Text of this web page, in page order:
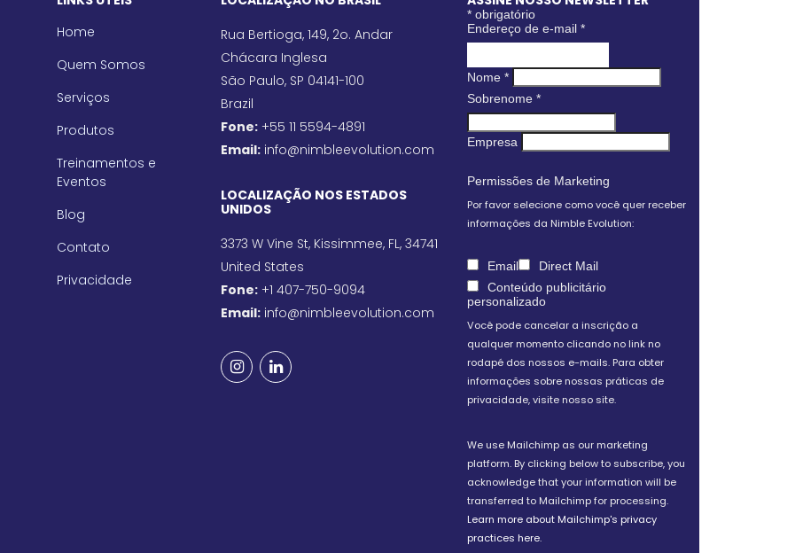
Home
Quem Somos
Serviços
Produtos
Treinamentos e
Eventos
Blog
Contato
Privacidade
Rua Bertioga, 149, 2o. Andar
Chácara Inglesa
São Paulo, SP 04141-100
Brazil
Fone: +55 11 5594-4891
Email: info@nimbleevolution.com
LOCALIZAÇÃO NOS ESTADOS
UNIDOS
3373 W Vine St, Kissimmee, FL, 34741
United States
Fone: +1 407-750-9094
Email: info@nimbleevolution.com
*obrigatório
Endereço de e-mail *
Nome *
Sobrenome *
Empresa
Permissões de Marketing
Por favor selecione como você quer receber
informações da Nimble Evolution:
Email
Direct Mail
Conteúdo publicitário
personalizado
Você pode cancelar a inscrição a
qualquer momento clicando no link no
rodapé dos nossos e-mails. Para obter
informações sobre nossas práticas de
privacidade, visite nosso site.
We use Mailchimp as our marketing
platform. By clicking below to subscribe, you
acknowledge that your information will be
transferred to Mailchimp for processing.
Learn more about Mailchimp's privacy
practices here.